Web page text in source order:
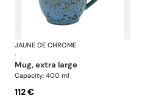
NymphéaJAUNE DE CHROME
·
mug, extra large
Capacity: 400 ml
112 €